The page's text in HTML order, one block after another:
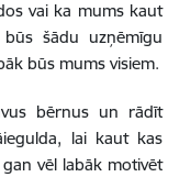
vai ka mums kaut
šādu uzņēmīgu
būs mums visiem.
bērnus un rādīt
lai kaut kas
vēl labāk motivēt